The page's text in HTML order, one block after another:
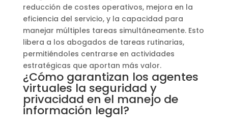
reducción de costes operativos, mejora en la
eficiencia del servicio, y la capacidad para
manejar múltiples tareas simultáneamente. Esto
libera a los abogados de tareas rutinarias,
permitiéndoles centrarse en actividades
estratégicas que aportan más valor.
¿Cómo garantizan los agentes
virtuales la seguridad y
privacidad en el manejo de
información legal?